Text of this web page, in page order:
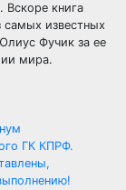
Вскоре книга
самых известных
Фучик за ее
мира.